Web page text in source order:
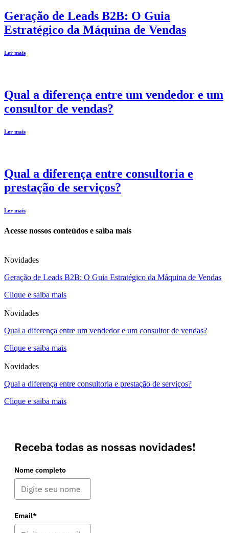
Geração de Leads B2B: O Guia
Estratégico da Máquina de Vendas
Ler mais
Qual a diferença entre um vendedor e um
consultor de vendas?
Ler mais
Qual a diferença entre consultoria e
prestação de serviços?
Ler mais
Acesse nossos conteúdos e saiba mais
Novidades
Geração de Leads B2B: O Guia Estratégico da Máquina de Vendas
Clique e saiba mais
Novidades
Qual a diferença entre um vendedor e um consultor de vendas?
Clique e saiba mais
Novidades
Qual a diferença entre consultoria e prestação de serviços?
Clique e saiba mais
Receba todas as nossas novidades!
Nome completo
Email*